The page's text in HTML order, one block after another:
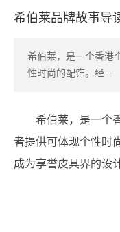
希伯莱品牌故事导
希伯莱，是一个香港
性时尚的配饰。经...
希伯莱，是一个
者提供可体现个性时
成为享誉皮具界的设